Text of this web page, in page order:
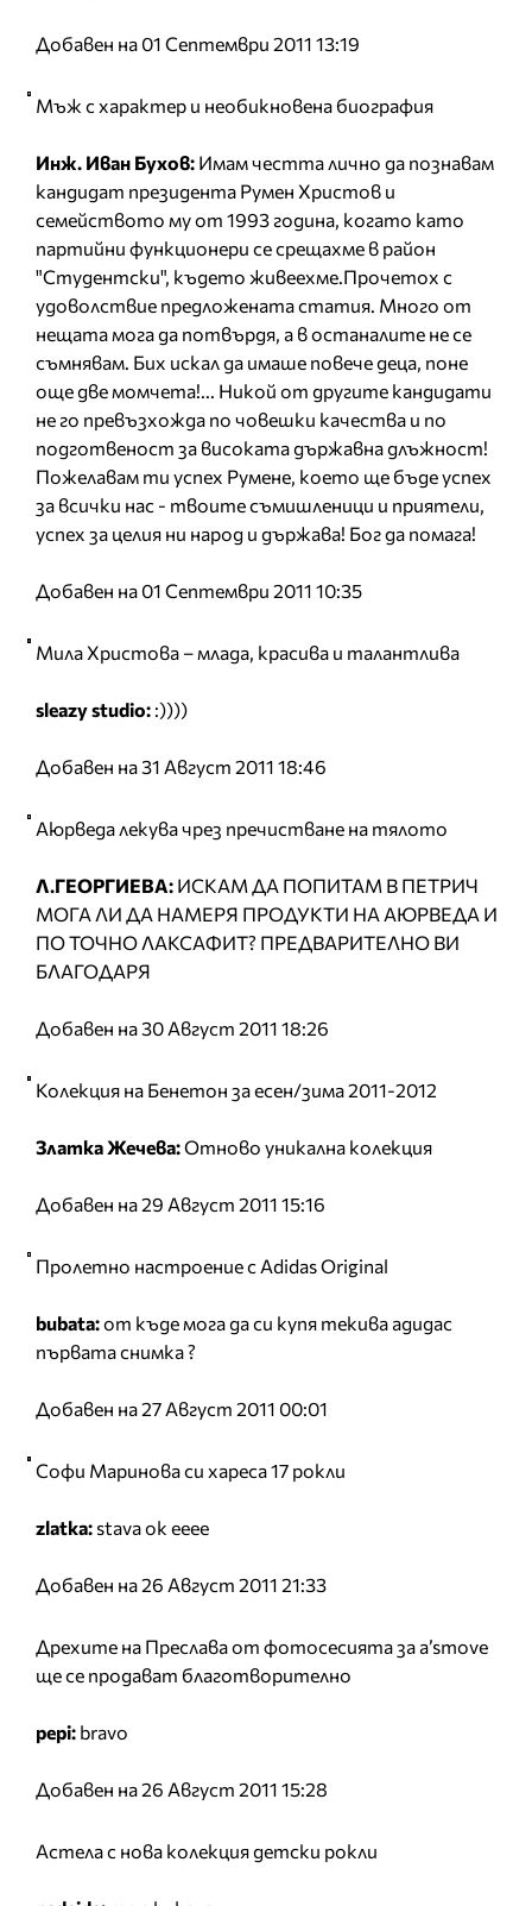
Добавен на 01 Септември 2011 13:19
Мъж с характер и необикновена биография
Инж. Иван Бухов: Имам честта лично да познавам
кандидат президента Румен Христов и
семейството му от 1993 година, когато като
партийни функционери се срещахме в район
"Студентски", където живеехме.Прочетох с
удоволствие предложената статия. Много от
нещата мога да потвърдя, а в останалите не се
съмнявам. Бих искал да имаше повече деца, поне
още две момчета!... Никой от другите кандидати
не го превъзхожда по човешки качества и по
подготвеност за високата държавна длъжност!
Пожелавам ти успех Румене, което ще бъде успех
за всички нас - твоите съмишленици и приятели,
успех за целия ни народ и държава! Бог да помага!
Добавен на 01 Септември 2011 10:35
Мила Христова – млада, красива и талантлива
sleazy studio: :))))
Добавен на 31 Август 2011 18:46
Аюрведа лекува чрез пречистване на тялото
Л.ГЕОРГИЕВА: ИСКАМ ДА ПОПИТАМ В ПЕТРИЧ
МОГА ЛИ ДА НАМЕРЯ ПРОДУКТИ НА АЮРВЕДА И
ПО ТОЧНО ЛАКСАФИТ? ПРЕДВАРИТЕЛНО ВИ
БЛАГОДАРЯ
Добавен на 30 Август 2011 18:26
Колекция на Бенетон за есен/зима 2011-2012
Златка Жечева:Отново уникална колекция
Добавен на 29 Август 2011 15:16
Пролетно настроение с Adidas Original
bubata:от къде мога да си купя текива адидас
първата снимка ?
Добавен на 27 Август 2011 00:01
Софи Маринова си хареса 17 рокли
zlatka: stava ok eeee
Добавен на 26 Август 2011 21:33
Дрехите на Преслава от фотосесията за a’smove
ще се продават благотворително
pepi: bravo
Добавен на 26 Август 2011 15:28
Астела с нова колекция детски рокли